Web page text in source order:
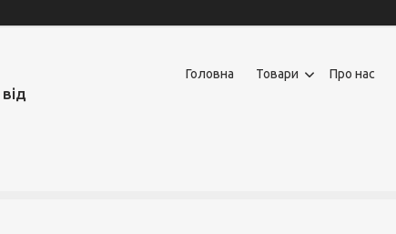
Головна Товари Про нас